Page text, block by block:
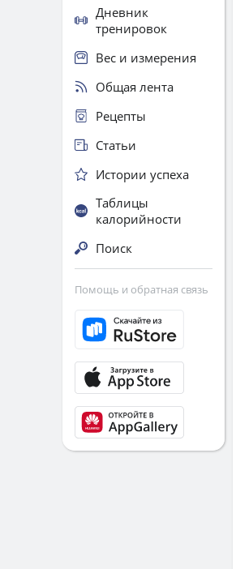
Дневник
тренировок
Вес и измерения
Общая лента
Рецепты
Статьи
Истории успеха
Таблицы
калорийности
Поиск
Помощь и обратная связь